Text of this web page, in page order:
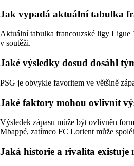
Jak vypadá aktuální tabulka
Aktuální tabulka francouzské ligy Ligue
v soutěži.
Jaké výsledky dosud dosáhl
PSG je obvykle favoritem ve většině
Jaké faktory mohou ovlivnit
Výsledek zápasu může být ovlivněn
Mbappé, zatímco FC Lorient může
Jaká historie a rivalita existuje